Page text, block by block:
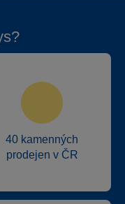
40 kamenných
prodejen v ČR